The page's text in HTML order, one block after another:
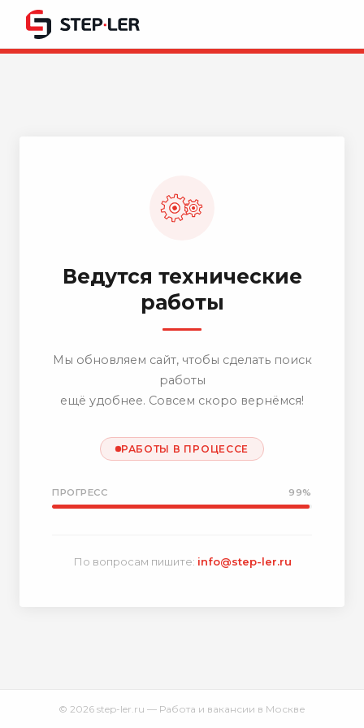
Ведутся технические
работы
Мы обновляем сайт, чтобы сделать поиск
работы
ещё удобнее. Совсем скоро вернёмся!
РАБОТЫ В ПРОЦЕССЕ
ПРОГРЕСС 99%
По вопросам пишите: info@step-ler.ru
© 2026 step-ler.ru — Работа и вакансии в Москве